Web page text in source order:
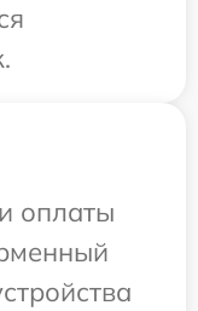
оплаты